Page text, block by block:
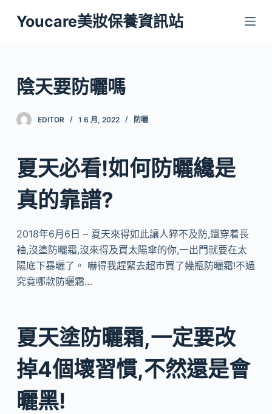
跳
至
內
容
Youcare美妝保養資訊站
陰天要防曬嗎
EDITOR 1 6 月, 2022 防曬
夏天必看!如何防曬纔是
真的靠譜?
2018年6月6日 – 夏天來得如此讓人猝不及防,還穿着長
袖,沒塗防曬霜,沒來得及買太陽傘的你,一出門就要在太
陽底下暴曬了。 嚇得我趕緊去超市買了幾瓶防曬霜!不過
究竟哪款防曬霜…
夏天塗防曬霜,一定要改
掉4個壞習慣,不然還是會
曬黑!